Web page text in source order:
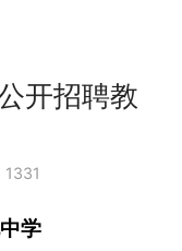
开招聘教
1331
学